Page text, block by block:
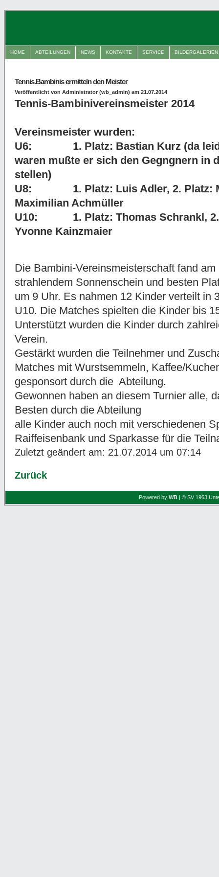
HOME ABTEILUNGEN NEWS KONTAKTE SERVICE BILDERGALERIEN
Tennis.Bambinis ermitteln den Meister
Veröffentlicht von Administrator (wb_admin) am 21.07.2014
Tennis-Bambinivereinsmeister 2014
Vereinsmeister wurden:
U6: 1. Platz: Bastian Kurz (da
waren mußte er sich den Gegngnern in
stellen)
U8: 1. Platz: Luis Adler, 2. Platz:
Maximilian Achmüller
U10: 1. Platz: Thomas Schrankl, 2.
Yvonne Kainzmaier
Die Bambini-Vereinsmeisterschaft fand
strahlendem Sonnenschein und besten
um 9 Uhr. Es nahmen 12 Kinder verteilt in
U10. Die Matches spielten die Kinder bis
Unterstützt wurden die Kinder durch
Verein.
Gestärkt wurden die Teilnehmer und
Matches mit Wurstsemmeln, Kaffee/
gesponsort durch die Abteilung.
Gewonnen haben an diesem Turnier alle,
Besten durch die Abteilung
alle Kinder auch noch mit verschiedenen
Raiffeisenbank und Sparkasse für die
Zuletzt geändert am: 21.07.2014 um 07:14
Zurück
Powered by WB | © SV 1963